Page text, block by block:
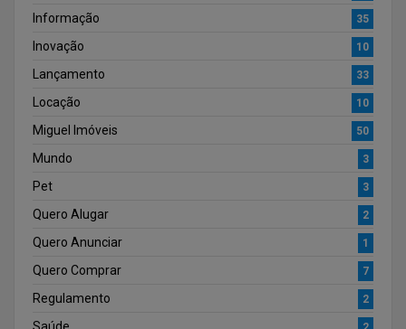
Informação 35
Inovação 10
Lançamento 33
Locação 10
Miguel Imóveis 50
Mundo 3
Pet 3
Quero Alugar 2
Quero Anunciar 1
Quero Comprar 7
Regulamento 2